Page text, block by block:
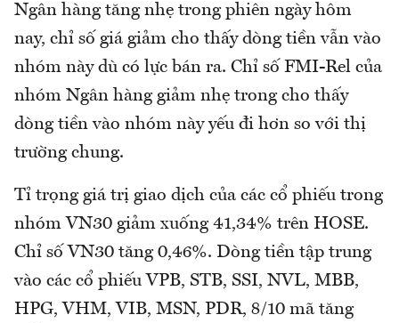
Ngân hàng tăng nhẹ trong phiên ngày hôm
nay, chỉ số giá giảm cho thấy dòng tiền vẫn vào
nhóm này dù có lực bán ra. Chỉ số FMI-Rel của
nhóm Ngân hàng giảm nhẹ trong cho thấy
dòng tiền vào nhóm này yếu đi hơn so với thị
trường chung.
Tỉ trọng giá trị giao dịch của các cổ phiếu trong
nhóm VN30 giảm xuống 41,34% trên HOSE.
Chỉ số VN30 tăng 0,46%. Dòng tiền tập trung
vào các cổ phiếu VPB, STB, SSI, NVL, MBB,
HPG, VHM, VIB, MSN, PDR, 8/10 mã tăng